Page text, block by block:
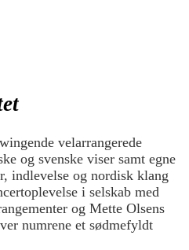
velarrangerede
og svenske viser samt egne
indlevelse og nordisk klang
i selskab med
og Mette Olsens
numrene et sødmefyldt